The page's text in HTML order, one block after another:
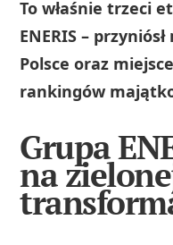
To właśnie trzeci
ENERIS –
Polsce oraz
rankingów
Grupa
na